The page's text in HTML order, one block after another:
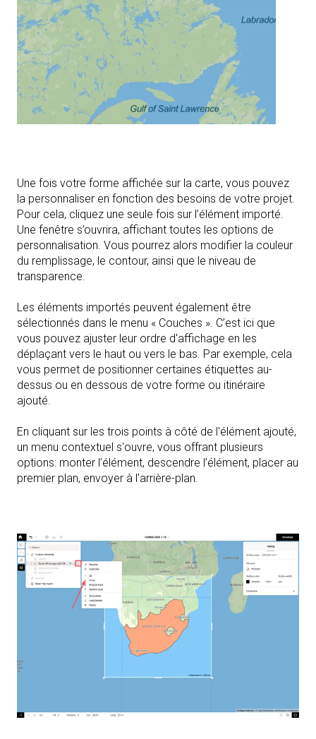
Une fois votre forme affichée sur la carte, vous pouvez
la personnaliser en fonction des besoins de votre projet.
Pour cela, cliquez une seule fois sur l’élément importé.
Une fenêtre s’ouvrira, affichant toutes les options de
personnalisation. Vous pourrez alors modifier la couleur
du remplissage, le contour, ainsi que le niveau de
transparence.
Les éléments importés peuvent également être
sélectionnés dans le menu « Couches ». C’est ici que
vous pouvez ajuster leur ordre d'affichage en les
déplaçant vers le haut ou vers le bas. Par exemple, cela
vous permet de positionner certaines étiquettes au-
dessus ou en dessous de votre forme ou itinéraire
ajouté.
En cliquant sur les trois points à côté de l'élément ajouté,
un menu contextuel s'ouvre, vous offrant plusieurs
options: monter l’élément, descendre l’élément, placer au
premier plan, envoyer à l’arrière-plan.